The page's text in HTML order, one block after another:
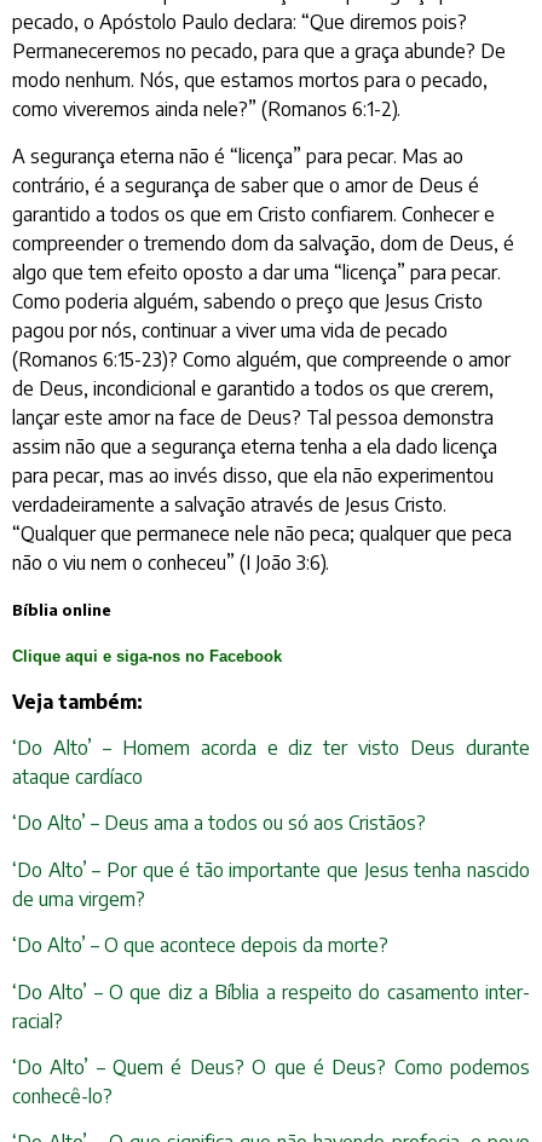
pecado, o Apóstolo Paulo declara: “Que diremos pois?
Permaneceremos no pecado, para que a graça abunde? De
modo nenhum. Nós, que estamos mortos para o pecado,
como viveremos ainda nele?” (Romanos 6:1-2).
A segurança eterna não é “licença” para pecar. Mas ao
contrário, é a segurança de saber que o amor de Deus é
garantido a todos os que em Cristo confiarem. Conhecer e
compreender o tremendo dom da salvação, dom de Deus, é
algo que tem efeito oposto a dar uma “licença” para pecar.
Como poderia alguém, sabendo o preço que Jesus Cristo
pagou por nós, continuar a viver uma vida de pecado
(Romanos 6:15-23)? Como alguém, que compreende o amor
de Deus, incondicional e garantido a todos os que crerem,
lançar este amor na face de Deus? Tal pessoa demonstra
assim não que a segurança eterna tenha a ela dado licença
para pecar, mas ao invés disso, que ela não experimentou
verdadeiramente a salvação através de Jesus Cristo.
“Qualquer que permanece nele não peca; qualquer que peca
não o viu nem o conheceu” (I João 3:6).
Bíblia online
Clique aqui e siga-nos no Facebook
Veja também:
‘Do Alto’ – Homem acorda e diz ter visto Deus durante
ataque cardíaco
‘Do Alto’ – Deus ama a todos ou só aos Cristãos?
‘Do Alto’ – Por que é tão importante que Jesus tenha nascido
de uma virgem?
‘Do Alto’ – O que acontece depois da morte?
‘Do Alto’ – O que diz a Bíblia a respeito do casamento inter-
racial?
‘Do Alto’ – Quem é Deus? O que é Deus? Como podemos
conhecê-lo?